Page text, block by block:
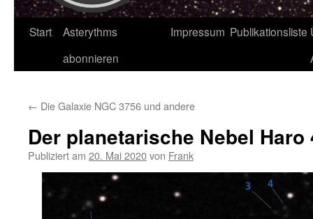
Zum
Start
Asterythms
abonnieren
Impressum Publikationsliste
← Die Galaxie NGC 3756 und andere
Der planetarische Nebel Haro
Publiziert am 20. Mai 2020von Frank